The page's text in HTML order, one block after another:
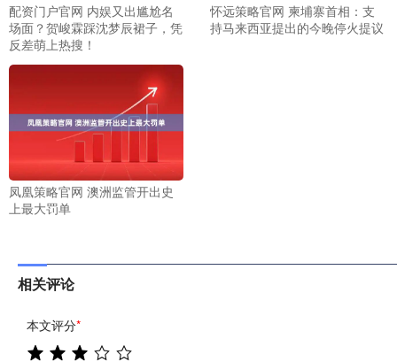
配资门户官网 内娱又出尴尬名
场面？贺峻霖踩沈梦辰裙子，凭
反差萌上热搜！
怀远策略官网 柬埔寨首相：支
持马来西亚提出的今晚停火提议
凤凰策略官网 澳洲监管开出史
上最大罚单
相关评论
本文评分*